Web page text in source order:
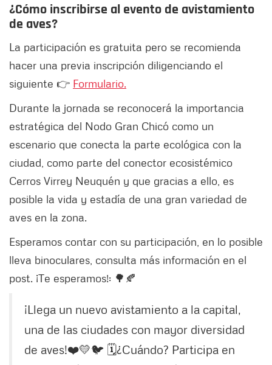
¿Cómo inscribirse al evento de avistamiento
de aves?
La participación es gratuita pero se recomienda
hacer una previa inscripción diligenciando el
siguiente 👉 Formulario.
Durante la jornada se reconocerá la importancia
estratégica del Nodo Gran Chicó como un
escenario que conecta la parte ecológica con la
ciudad, como parte del conector ecosistémico
Cerros Virrey Neuquén y que gracias a ello, es
posible la vida y estadía de una gran variedad de
aves en la zona.
Esperamos contar con su participación, en lo posible
lleva binoculares, consulta más información en el
post. ¡Te esperamos!: 🌳🍂
¡Llega un nuevo avistamiento a la capital,
una de las ciudades con mayor diversidad
de aves!❤️💛🐦 🗓️¿Cuándo? Participa en